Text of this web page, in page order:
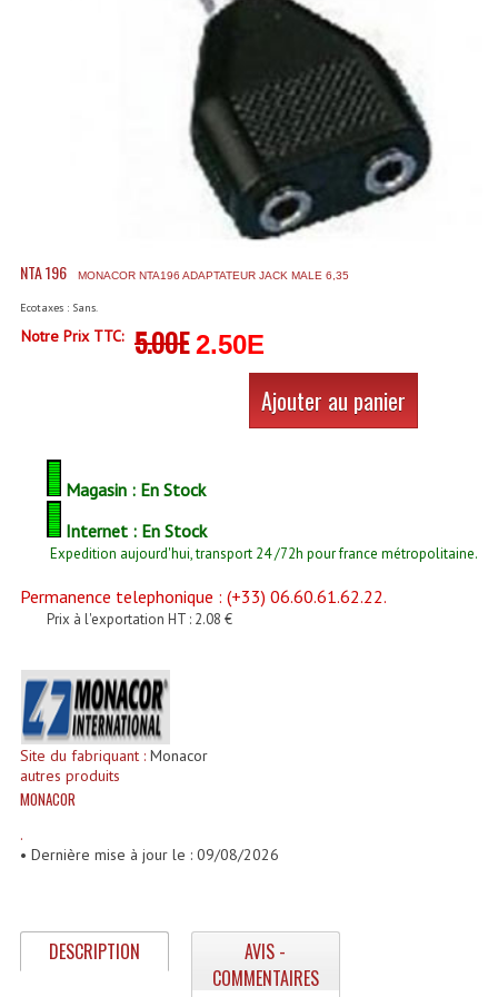
Accessoires Enceintes
Accessoires Micro, Pieds De Régie
Cellule (s)
Diamants
Pieds D'enceintes
Selecteurs Audio Vidéo
Amplificateurs
Amplificateurs Multi-Canaux
Casques Stéréo
Compresseurs , Limiteurs , Noise Gate
Packs Sono
Enceintes Amplifiées Actives
Enceintes Autonomes Portables Amplifiées
NTA 196 MONACOR NTA196 ADAPTATEUR JACK MALE 6,35
Ecotaxes : Sans.
Notre Prix TTC: 5.00E 2.50E
Ajouter au panier
Magasin : En Stock
Internet : En Stock
Expedition aujourd'hui, transport 24 /72h pour france métropolitaine.
Permanence telephonique : (+33) 06.60.61.62.22.
Prix à l'exportation HT : 2.08 €
Site du fabriquant :Monacor
autres produits
MONACOR
.
• Dernière mise à jour le : 09/08/2026
DESCRIPTION
AVIS -
COMMENTAIRES